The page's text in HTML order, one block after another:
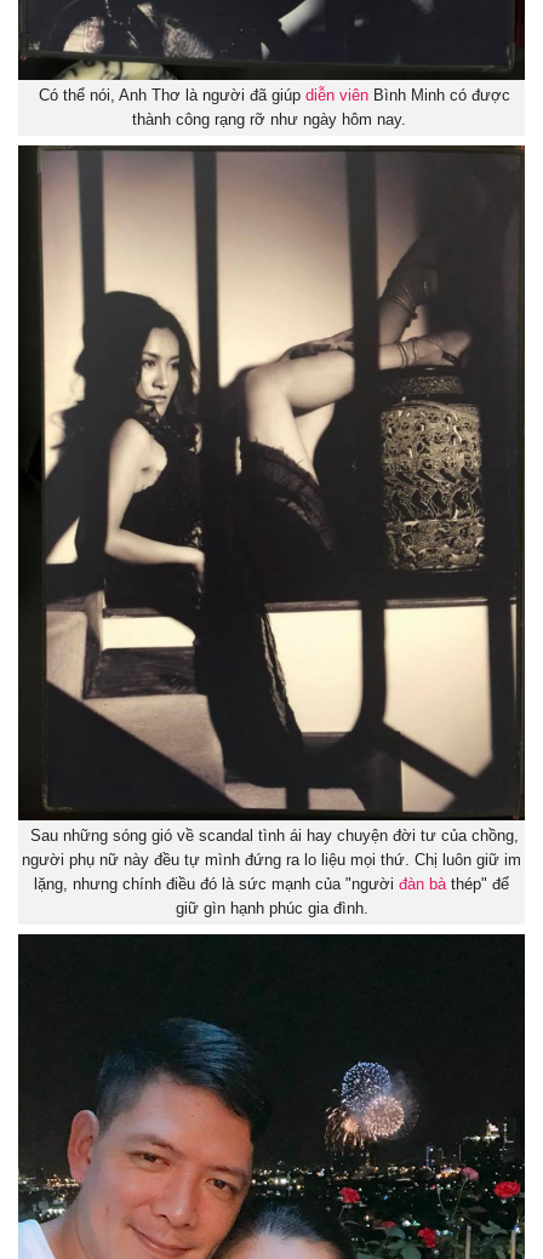
Có thể nói, Anh Thơ là người đã giúp diễn viênBình Minh có được
thành công rạng rỡ như ngày hôm nay.
Sau những sóng gió về scandal tình ái hay chuyện đời tư của chồng,
người phụ nữ này đều tự mình đứng ra lo liệu mọi thứ. Chị luôn giữ im
lặng, nhưng chính điều đó là sức mạnh của "người đàn bàthép" để
giữ gìn hạnh phúc gia đình.